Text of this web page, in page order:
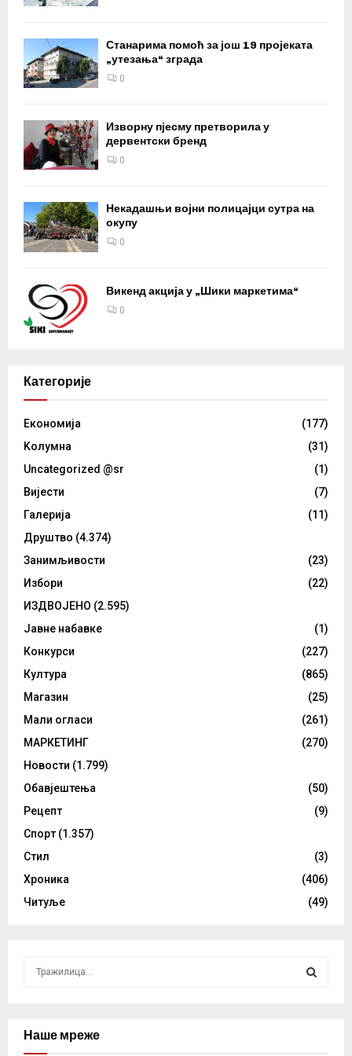
Станарима помоћ за још 19 пројеката
„утезања“ зграда
0
Изворну пјесму претворила у
дервентски бренд
0
Некадашњи војни полицајци сутра на
окупу
0
Викенд акција у „Шики маркетима“
0
Категорије
Eкономија
(177)
Kолумнa
(31)
Uncategorized @sr
(1)
Вијести
(7)
Галерија
(11)
Друштво (4.374)
Занимљивости
(23)
Избори
(22)
ИЗДВОЈЕНО (2.595)
Јавне набавке
(1)
Конкурси
(227)
Култура
(865)
Магазин
(25)
Мали огласи
(261)
МАРКЕТИНГ
(270)
Новости (1.799)
Обавјештења
(50)
Рецепт
(9)
Спорт (1.357)
Стил
(3)
Хроника
(406)
Читуље
(49)
cНаше мреже